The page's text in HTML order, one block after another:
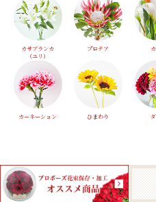
カサブランカ
（ユリ）
プロテア
カーネーション ひまわり